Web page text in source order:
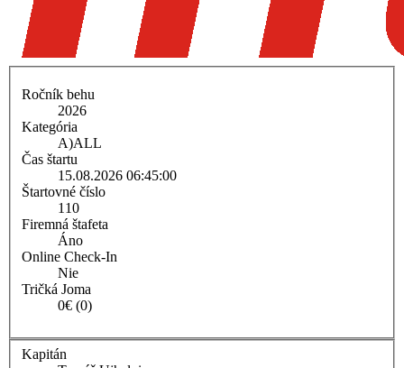
Ročník behu
2026
Kategória
A)ALL
Čas štartu
15.08.2026 06:45:00
Štartovné číslo
110
Firemná štafeta
Áno
Online Check-In
Nie
Tričká Joma
0€ (0)
Kapitán